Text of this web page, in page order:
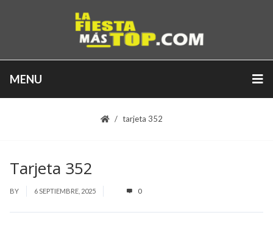
MENU
tarjeta 352
Tarjeta 352
BY 6 SEPTIEMBRE, 2025 0